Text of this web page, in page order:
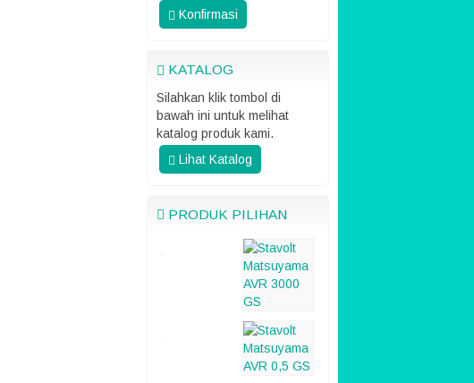
Konfirmasi
KATALOG
Silahkan klik tombol di
bawah ini untuk melihat
katalog produk kami.
Lihat Katalog
PRODUK PILIHAN